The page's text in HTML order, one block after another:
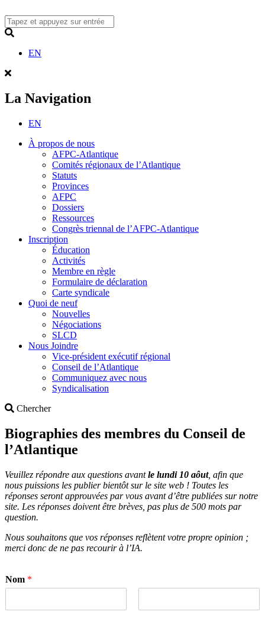
to
content
EN
La Navigation
EN
À propos de nous
AFPC-Atlantique
Comités régionaux de l’Atlantique
Statuts
Provinces
AFPC
Dossiers
Ressources
Congrès triennal de l’AFPC-Atlantique
Inscription
Éducation
Activités
Membre en règle
Formulaire de déclaration
Carte syndicale
Quoi de neuf
Nouvelles
Négociations
SLCD
Nous Joindre
Vice-président exécutif régional
Conseil de l’Atlantique
Communiquez avec nous
Syndicalisation
ChercherSearch
Biographies des membres du Conseil de
l’Atlantique
Veuillez répondre aux questions avantle lundi 10 aôut, afin que
nous puissions les publier bientôt sur le site web ! Toutes les
réponses seront approuvées par vous avant d’être publiées sur notre
site. Les réponses doivent être brèves, pas plus de 500 mots par
question.
Nous souhaitons que vos réponses reflètent votre propre opinion ;
merci donc de ne pas recourir à l’IA.
Nom *